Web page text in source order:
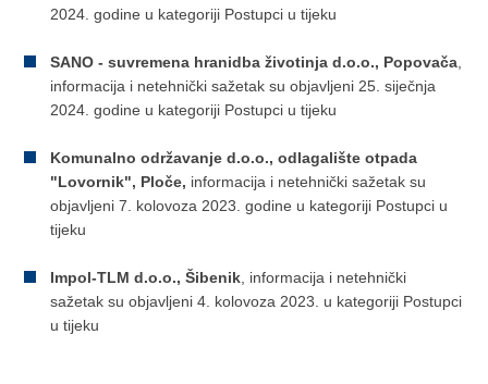
2024. godine u kategoriji Postupci u tijeku
SANO - suvremena hranidba životinja d.o.o., Popovača
informacija i netehnički sažetak su objavljeni 25. siječnja
2024. godine u kategoriji Postupci u tijeku
Komunalno održavanje d.o.o., odlagalište otpada
"Lovornik", Ploče, informacija i netehnički sažetak su
objavljeni 7. kolovoza 2023. godine u kategoriji Postupci u
tijeku
Impol-TLM d.o.o., Šibenik , informacija i netehnički
sažetak su objavljeni 4. kolovoza 2023. u kategoriji Postupci
u tijeku